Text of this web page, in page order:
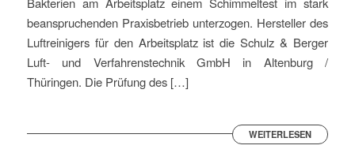
beanspruchenden Praxisbetrieb unterzogen. Hersteller des
Luftreinigers für den Arbeitsplatz ist die Schulz & Berger
Luft- und Verfahrenstechnik GmbH in Altenburg /
Thüringen. Die Prüfung des […]
WEITERLESEN